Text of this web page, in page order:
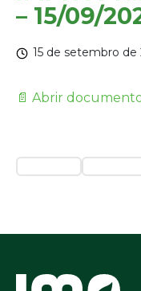
– 15/09/
15 de setembro de
📄 Abrir